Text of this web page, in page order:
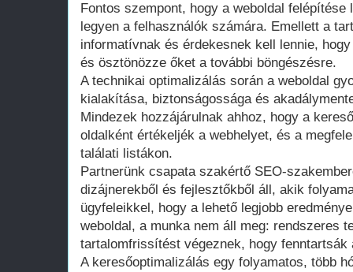
Fontos szempont, hogy a weboldal
legyen a felhasználók számára. Emellett a
informatívnak és érdekesnek kell lennie,
és ösztönözze őket a további böngészésre.
A technikai optimalizálás során a weboldal
kialakítása, biztonságossága és
Mindezek hozzájárulnak ahhoz, hogy a
oldalként értékeljék a webhelyet, és a
találati listákon.
Partnerünk csapata szakértő SEO-
dizájnerekből és fejlesztőkből áll, akik
ügyfeleikkel, hogy a lehető legjobb
weboldal, a munka nem áll meg: rendszeres
tartalomfrissítést végeznek, hogy fenntartsák
A keresőoptimalizálás egy folyamatos, több